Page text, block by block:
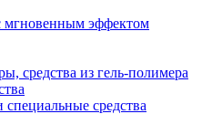
мгновенным эффектом
средства из гель-полимера
средства